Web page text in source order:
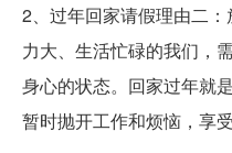
2、过年回家请假理由二
力大、生活忙碌的我们，
身心的状态。回家过年就
暂时抛开工作和烦恼，享